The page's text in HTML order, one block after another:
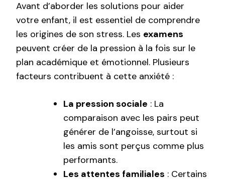
Avant d’aborder les solutions pour aider
votre enfant, il est essentiel de comprendre
les origines de son stress. Les examens
peuvent créer de la pression à la fois sur le
plan académique et émotionnel. Plusieurs
facteurs contribuent à cette anxiété :
La pression sociale : La
comparaison avec les pairs peut
générer de l’angoisse, surtout si
les amis sont perçus comme plus
performants.
Les attentes familiales : Certains